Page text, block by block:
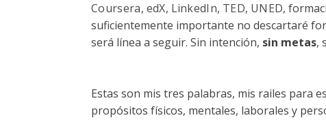
Coursera, edX, LinkedIn, TED, UNED,
suficientemente importante no descartaré
será línea a seguir. Sin intención, sin metas,
Estas son mis tres palabras, mis railes para
propósitos físicos, mentales, laborales y